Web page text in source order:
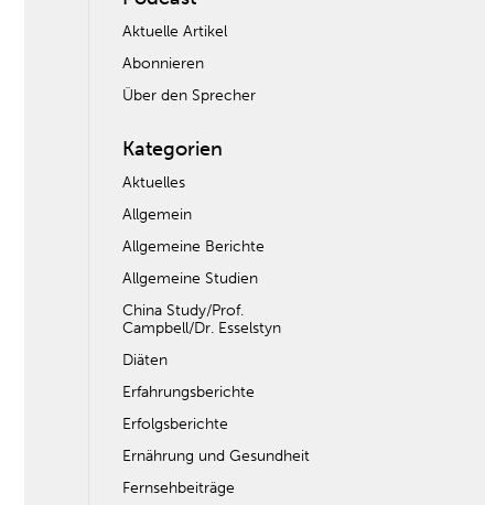
Aktuelle Artikel
Abonnieren
Über den Sprecher
Kategorien
Aktuelles
Allgemein
Allgemeine Berichte
Allgemeine Studien
China Study/Prof.
Campbell/Dr. Esselstyn
Diäten
Erfahrungsberichte
Erfolgsberichte
Ernährung und Gesundheit
Fernsehbeiträge